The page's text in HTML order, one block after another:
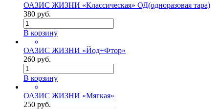
ОАЗИС ЖИЗНИ «Классическая» ОД(одноразовая тара)
380 руб.
В корзину
ОАЗИС ЖИЗНИ «Йод+Фтор»
260 руб.
В корзину
ОАЗИС ЖИЗНИ «Мягкая»
250 руб.